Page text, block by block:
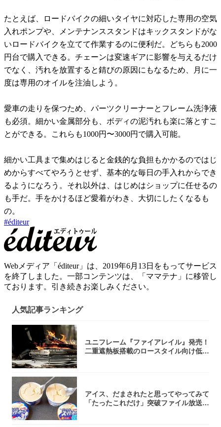
たとえば、ロードバイクの細いタイヤに対応した専用の空気
入れポンプや、メンテナンススタンドはキックスタンドがな
いロードバイクを立てて作業するのに便利だ。どちらも2000
円台で購入できる。チェーンは変速ギアに影響を与えるだけ
でなく、汚れを放置すると錆びの原因にもなるため、月に一
度は専用のオイルを注油しよう。
愛車の走りを保つため、パーツクリーナーとフレーム洗浄液
も必須。細かい金属部分も、ボディの泥汚れも楽に落とすこ
とができる。これらも1000円〜3000円で購入可能。
細かい工具まで集めはじると金銭的な負担もかかるのではじ
めからすべてやろうとせず、基本的な毎日の手入れからでき
るようになろう。それ以外は、はじめはショップに任せるの
も手だ。手をかけるほど愛着がわき、大切にしたくなるも
の。
#éditeur
Webメディア「éditeur」は、2019年6月13日をもってサービス
を終了しました。一部コンテンツは、「ママテナ」に移管し
ております。引き続きお楽しみください。
人気記事ランキング
ユニフレーム『ファイアレイル』発売！
二重遮熱板搭載のロースタイル向け低型
アイス、だまされたと思ってやってみて
「たったこれだけ」突破ファイル放送で